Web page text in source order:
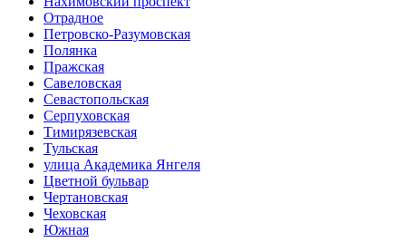
Отрадное
Петровско-Разумовская
Полянка
Пражская
Савеловская
Севастопольская
Серпуховская
Тимирязевская
Тульская
улица Академика Янгеля
Цветной бульвар
Чертановская
Чеховская
Южная